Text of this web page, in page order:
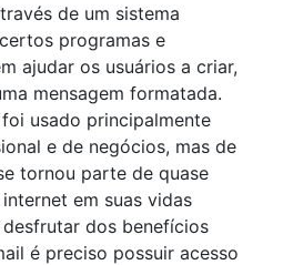
de um sistema
programas e
ajudar os usuários a criar,
mensagem formatada.
usado principalmente
e de negócios, mas de
tornou parte de quase
em suas vidas
dos benefícios
é preciso possuir acesso